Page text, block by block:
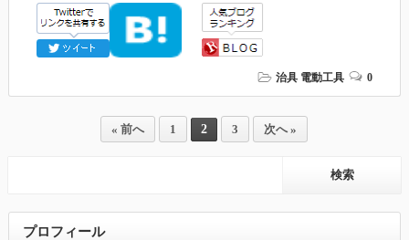
治具 電動工具 0
« 前へ 1 2 3 次へ »
プロフィール